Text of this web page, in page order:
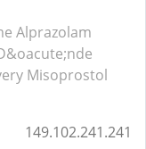
Alprazolam
Misoprostol
149.102.241.241